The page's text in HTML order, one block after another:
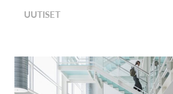
UUTISET